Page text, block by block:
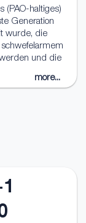
(PAO-haltiges)
Generation
wurde, die
und die
more...